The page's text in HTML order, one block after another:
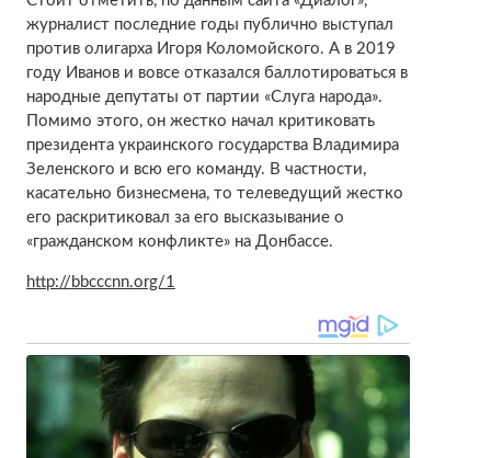
журналист последние годы публично выступал
против олигарха Игоря Коломойского. А в 2019
году Иванов и вовсе отказался баллотироваться в
народные депутаты от партии «Слуга народа».
Помимо этого, он жестко начал критиковать
президента украинского государства Владимира
Зеленского и всю его команду. В частности,
касательно бизнесмена, то телеведущий жестко
его раскритиковал за его высказывание о
«гражданском конфликте» на Донбассе.
http://bbcccnn.org/1